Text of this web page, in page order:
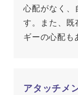
心配がなく、
す。また、既
ギーの心配も
アタッチメ